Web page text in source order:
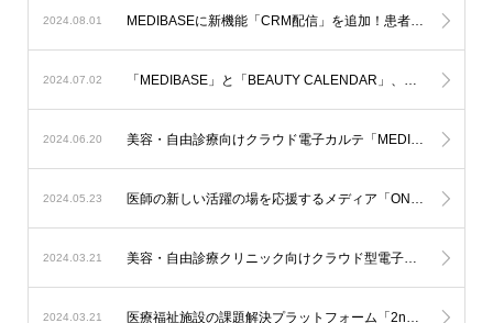
2024.08.01 MEDIBASEに新機能「CRM配信」を追加！患者情報に合わせてパーソナライズしたコンテンツとタイミングでLINEへのセグメント別配信が可能、リピート率を向上
2024.07.02 「MEDIBASE」と「BEAUTY CALENDAR」、「第6回美容ナースカンファレンス」に出展、7月4日新宿NSビルにて開催
2024.06.20 美容・自由診療向けクラウド電子カルテ「MEDIBASE」が「BIZTEL」との連携検証が完了
2024.05.23 医師の新しい活躍の場を応援するメディア「ONE doctor」への掲載開始
2024.03.21 美容・自由診療クリニック向けクラウド型電子カルテ「MEDIBASE」、「第1回 Cutting Edge」出展、3月24日に東京ポートシティ竹芝にて開催
2024.03.21 医療福祉施設の課題解決プラットフォーム「2nd Labo」への掲載開始